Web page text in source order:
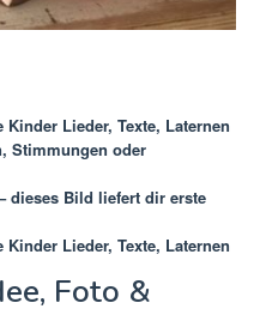
Lieder, Texte, Laternen
Stimmungen oder
dieses Bild liefert dir erste
Lieder, Texte, Laternen
Foto &